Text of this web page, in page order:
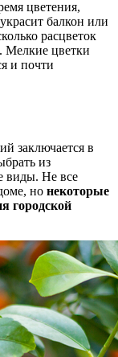
цветения,
балкон или
расцветок
Мелкие цветки
и почти
заключается в
из
виды. Не все
но некоторые
городской